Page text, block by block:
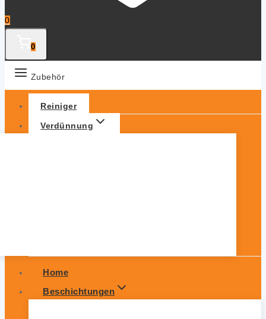
0
0
Zubehör
Reiniger
Verdünnung
Home
Beschichtungen